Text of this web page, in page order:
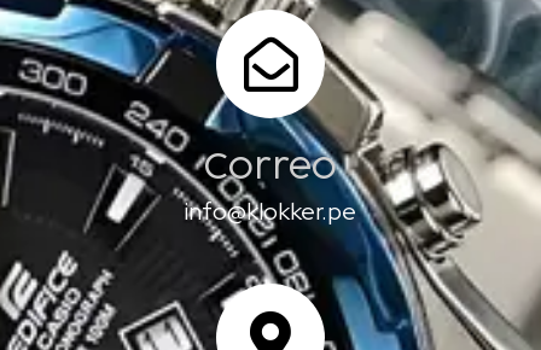
Correo
info@klokker.pe